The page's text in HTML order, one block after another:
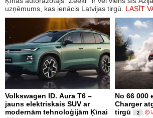
uzņēmums, kas ienācis Latvijas tirgū. LASĪT
Volkswagen ID. Aura T6 –
jauns elektriskais SUV ar
modernām tehnoloģijām Ķīnai
No 66 000
Charger
tirgū
2